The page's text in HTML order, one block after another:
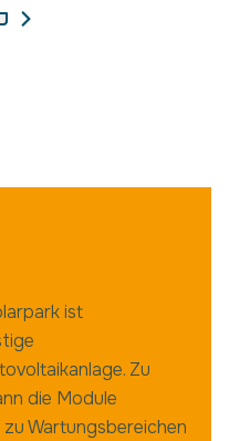
ist
Zu
die Module
Wartungsbereichen